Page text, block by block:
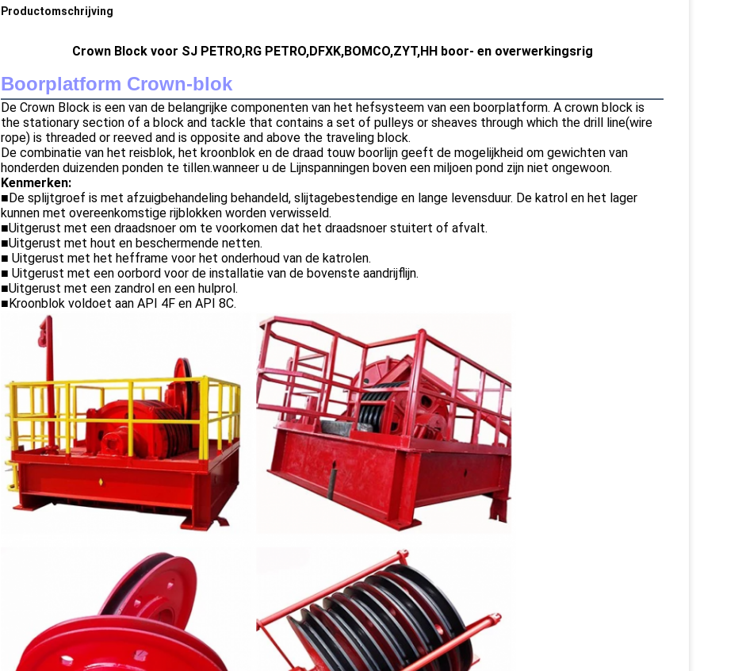
Productomschrijving
Crown Block voor SJ PETRO,RG PETRO,DFXK,BOMCO,ZYT,HH boor- en overwerkingsrig
Boorplatform Crown-blok
De Crown Block is een van de belangrijke componenten van het hefsysteem van een boorplatform. A crown block is
the stationary section of a block and tackle that contains a set of pulleys or sheaves through which the drill line(wire
rope) is threaded or reeved and is opposite and above the traveling block.
De combinatie van het reisblok, het kroonblok en de draad touw boorlijn geeft de mogelijkheid om gewichten van
honderden duizenden ponden te tillen.wanneer u de Lijnspanningen boven een miljoen pond zijn niet ongewoon.
Kenmerken:
■De splijtgroef is met afzuigbehandeling behandeld, slijtagebestendige en lange levensduur. De katrol en het lager
kunnen met overeenkomstige rijblokken worden verwisseld.
■Uitgerust met een draadsnoer om te voorkomen dat het draadsnoer stuitert of afvalt.
■Uitgerust met hout en beschermende netten.
■ Uitgerust met het hefframe voor het onderhoud van de katrolen.
■ Uitgerust met een oorbord voor de installatie van de bovenste aandrijflijn.
■Uitgerust met een zandrol en een hulprol.
■Kroonblok voldoet aan API 4F en API 8C.